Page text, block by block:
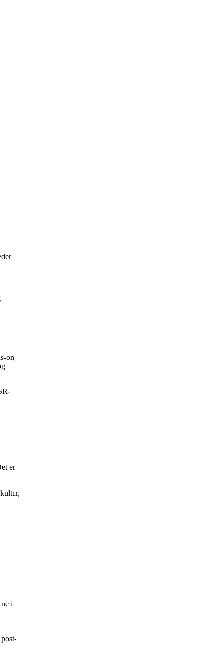
on,
er
i